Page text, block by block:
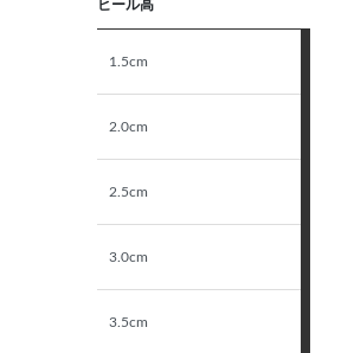
ヒール高
1.5cm
2.0cm
2.5cm
3.0cm
3.5cm